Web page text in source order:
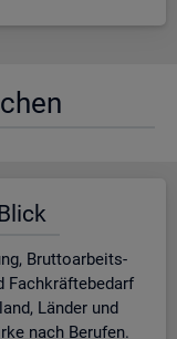
Brut­to­ar­beits­
Fach­kräf­te­be­darf
Län­der und
nach Be­ru­fen.